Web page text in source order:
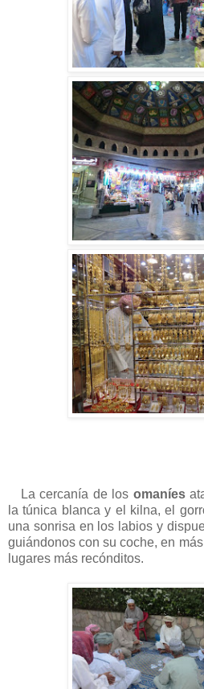
La cercanía de los omaníes
la túnica blanca y el kilna, el
una sonrisa en los labios y
guiándonos con su coche, en
lugares más recónditos.